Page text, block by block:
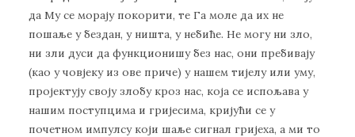
да Му се морају покорити, те Га моле да их не
пошаље у бездан, у ништа, у небиће. Не могу ни зло,
ни зли дуси да функционишу без нас, они пребивају
(као у човјеку из ове приче) у нашем тијелу или уму,
пројектују своју злобу кроз нас, која се испољава у
нашим поступцима и гријесима, кријући се у
почетном импулсу који шаље сигнал гријеха, а ми то